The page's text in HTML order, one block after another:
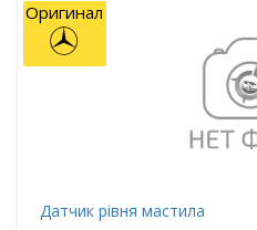
Датчик рівня мастила
Оригинал